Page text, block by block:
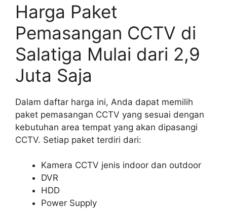
Harga Paket
Pemasangan CCTV di
Salatiga Mulai dari 2,9
Juta Saja
Dalam daftar harga ini, Anda dapat memilih
paket pemasangan CCTV yang sesuai dengan
kebutuhan area tempat yang akan dipasangi
CCTV. Setiap paket terdiri dari:
Kamera CCTV jenis indoor dan outdoor
DVR
HDD
Power Supply